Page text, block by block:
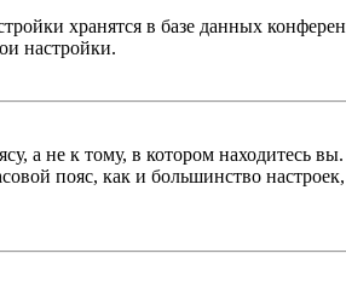
хранятся в базе данных
настройки.
а не к тому, в котором находитесь
пояс, как и большинство